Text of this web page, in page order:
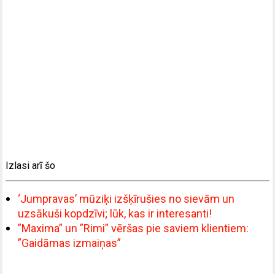
Izlasi arī šo
‘Jumpravas’ mūziķi izšķīrušies no sievām un
uzsākuši kopdzīvi; lūk, kas ir interesanti!
”Maxima” un ”Rimi” vēršas pie saviem klientiem:
”Gaidāmas izmaiņas”